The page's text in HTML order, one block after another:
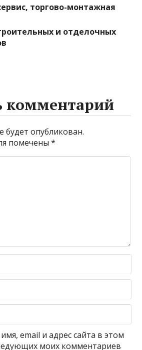
торгово-монтажная
и отделочных
комментарий
будет опубликован.
помечены*
email и адрес сайта в этом
моих комментариев